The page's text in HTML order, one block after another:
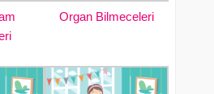
Organ Bilmeceleri